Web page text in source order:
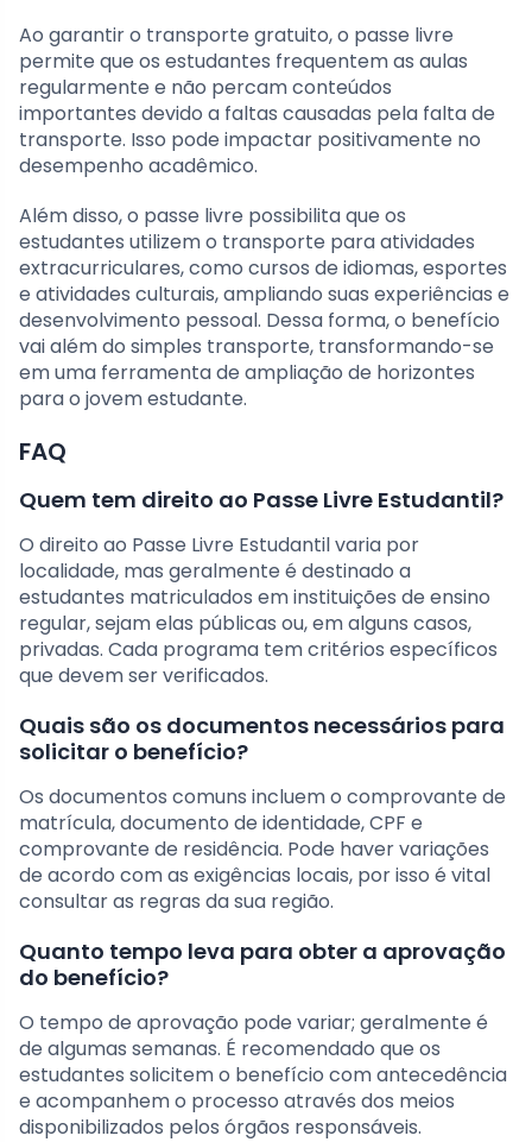
Ao garantir o transporte gratuito, o passe livre
permite que os estudantes frequentem as aulas
regularmente e não percam conteúdos
importantes devido a faltas causadas pela falta de
transporte. Isso pode impactar positivamente no
desempenho acadêmico.
Além disso, o passe livre possibilita que os
estudantes utilizem o transporte para atividades
extracurriculares, como cursos de idiomas, esportes
e atividades culturais, ampliando suas experiências e
desenvolvimento pessoal. Dessa forma, o benefício
vai além do simples transporte, transformando-se
em uma ferramenta de ampliação de horizontes
para o jovem estudante.
FAQ
Quem tem direito ao Passe Livre Estudantil?
O direito ao Passe Livre Estudantil varia por
localidade, mas geralmente é destinado a
estudantes matriculados em instituições de ensino
regular, sejam elas públicas ou, em alguns casos,
privadas. Cada programa tem critérios específicos
que devem ser verificados.
Quais são os documentos necessários para
solicitar o benefício?
Os documentos comuns incluem o comprovante de
matrícula, documento de identidade, CPF e
comprovante de residência. Pode haver variações
de acordo com as exigências locais, por isso é vital
consultar as regras da sua região.
Quanto tempo leva para obter a aprovação
do benefício?
O tempo de aprovação pode variar; geralmente é
de algumas semanas. É recomendado que os
estudantes solicitem o benefício com antecedência
e acompanhem o processo através dos meios
disponibilizados pelos órgãos responsáveis.